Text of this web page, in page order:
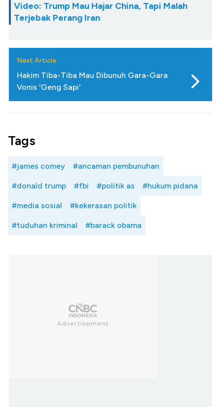
Video: Trump Mau Hajar China, Tapi Malah
Terjebak Perang Iran
Next Article
Hakim Tiba-Tiba Mau Dibunuh Gara-Gara
Vonis 'Geng Sapi'
Tags
#james comey #ancaman pembunuhan
#donald trump #fbi #politik as #hukum pidana
#media sosial #kekerasan politik
#tuduhan kriminal #barack obama